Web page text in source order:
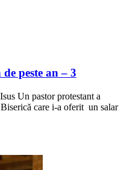
peste an – 3
Un pastor protestant a
care i-a oferit un salar